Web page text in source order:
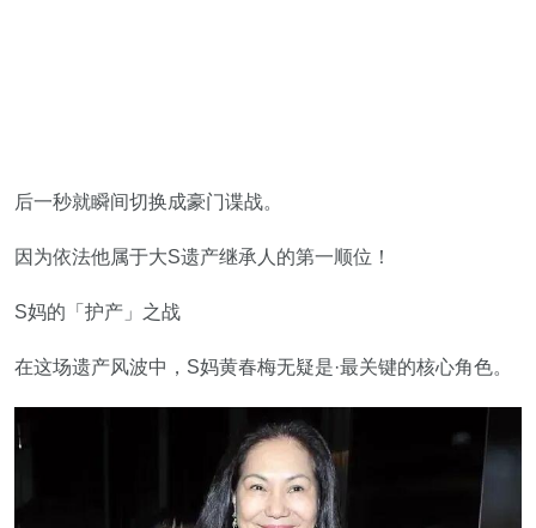
后一秒就瞬间切换成豪门谍战。
因为依法他属于大S遗产继承人的第一顺位！
S妈的「护产」之战
在这场遗产风波中，S妈黄春梅无疑是·最关键的核心角色。